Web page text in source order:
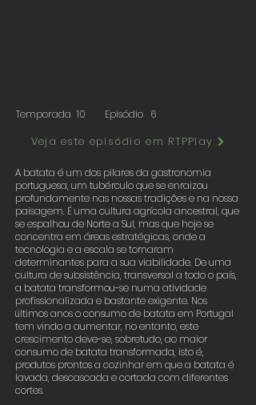
Temporada 10 Episódio 6
Veja este episódio em RTPPlay
A batata é um dos pilares da gastronomia
portuguesa, um tubérculo que se enraizou
profundamente nas nossas tradições e na nossa
paisagem. É uma cultura agrícola ancestral, que
se espalhou de Norte a Sul, mas que hoje se
concentra em áreas estratégicas, onde a
tecnologia e a escala se tornaram
determinantes para a sua viabilidade. De uma
cultura de subsistência, transversal a todo o país,
a batata transformou-se numa atividade
profissionalizada e bastante exigente. Nos
últimos anos o consumo de batata em Portugal
tem vindo a aumentar, no entanto, este
crescimento deve-se, sobretudo, ao maior
consumo de batata transformada, isto é,
produtos prontos a cozinhar em que a batata é
lavada, descascada e cortada com diferentes
cortes.